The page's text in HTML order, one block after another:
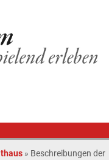
» Beschreibungen der